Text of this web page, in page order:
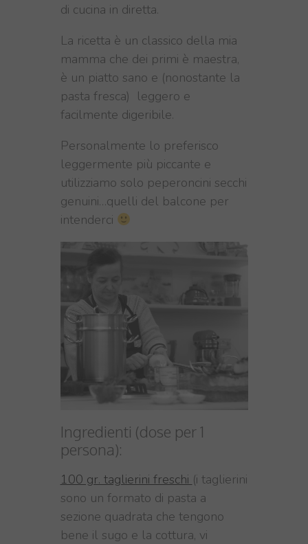
di cucina in diretta.
La ricetta è un classico della mia
mamma che dei primi è maestra,
è un piatto sano e (nonostante la
pasta fresca) leggero e
facilmente digeribile.
Personalmente lo preferisco
leggermente più piccante e
utilizziamo solo peperoncini secchi
genuini…quelli del balcone per
intenderci
Ingredienti (dose per 1
persona):
100 gr. taglierini freschi (i taglierini
sono un formato di pasta a
sezione quadrata che tengono
bene il sugo e la cottura, vi